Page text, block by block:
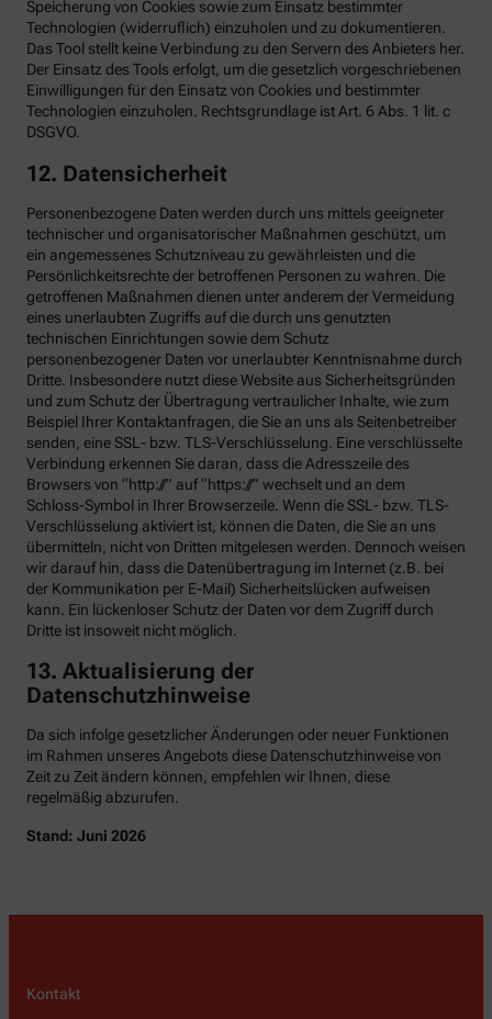
Speicherung von Cookies sowie zum Einsatz bestimmter
Technologien (widerruflich) einzuholen und zu dokumentieren.
Das Tool stellt keine Verbindung zu den Servern des Anbieters her.
Der Einsatz des Tools erfolgt, um die gesetzlich vorgeschriebenen
Einwilligungen für den Einsatz von Cookies und bestimmter
Technologien einzuholen. Rechtsgrundlage ist Art. 6 Abs. 1 lit. c
DSGVO.
12. Datensicherheit
Personenbezogene Daten werden durch uns mittels geeigneter
technischer und organisatorischer Maßnahmen geschützt, um
ein angemessenes Schutzniveau zu gewährleisten und die
Persönlichkeitsrechte der betroffenen Personen zu wahren. Die
getroffenen Maßnahmen dienen unter anderem der Vermeidung
eines unerlaubten Zugriffs auf die durch uns genutzten
technischen Einrichtungen sowie dem Schutz
personenbezogener Daten vor unerlaubter Kenntnisnahme durch
Dritte. Insbesondere nutzt diese Website aus Sicherheitsgründen
und zum Schutz der Übertragung vertraulicher Inhalte, wie zum
Beispiel Ihrer Kontaktanfragen, die Sie an uns als Seitenbetreiber
senden, eine SSL- bzw. TLS-Verschlüsselung. Eine verschlüsselte
Verbindung erkennen Sie daran, dass die Adresszeile des
Browsers von “http://” auf “https://” wechselt und an dem
Schloss-Symbol in Ihrer Browserzeile. Wenn die SSL- bzw. TLS-
Verschlüsselung aktiviert ist, können die Daten, die Sie an uns
übermitteln, nicht von Dritten mitgelesen werden. Dennoch weisen
wir darauf hin, dass die Datenübertragung im Internet (z.B. bei
der Kommunikation per E-Mail) Sicherheitslücken aufweisen
kann. Ein lückenloser Schutz der Daten vor dem Zugriff durch
Dritte ist insoweit nicht möglich.
13. Aktualisierung der
Datenschutzhinweise
Da sich infolge gesetzlicher Änderungen oder neuer Funktionen
im Rahmen unseres Angebots diese Datenschutzhinweise von
Zeit zu Zeit ändern können, empfehlen wir Ihnen, diese
regelmäßig abzurufen.
Stand: Juni 2026
Kontakt